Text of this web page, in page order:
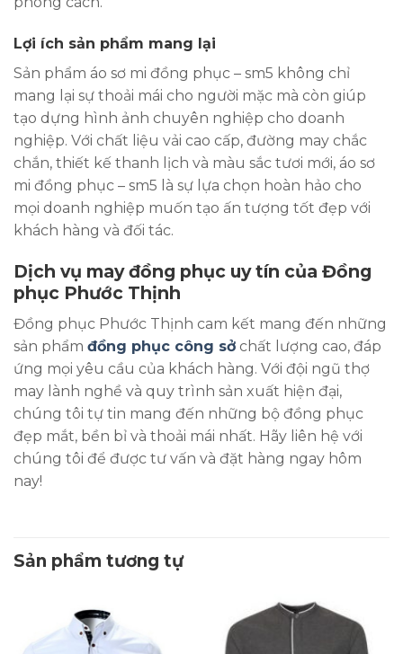
Lợi ích sản phẩm mang lại
Sản phẩm áo sơ mi đồng phục – sm5 không chỉ
mang lại sự thoải mái cho người mặc mà còn giúp
tạo dựng hình ảnh chuyên nghiệp cho doanh
nghiệp. Với chất liệu vải cao cấp, đường may chắc
chắn, thiết kế thanh lịch và màu sắc tươi mới, áo sơ
mi đồng phục – sm5 là sự lựa chọn hoàn hảo cho
mọi doanh nghiệp muốn tạo ấn tượng tốt đẹp với
khách hàng và đối tác.
Dịch vụ may đồng phục uy tín của Đồng
phục Phước Thịnh
Đồng phục Phước Thịnh cam kết mang đến những
sản phẩm đồng phục công sở chất lượng cao, đáp
ứng mọi yêu cầu của khách hàng. Với đội ngũ thợ
may lành nghề và quy trình sản xuất hiện đại,
chúng tôi tự tin mang đến những bộ đồng phục
đẹp mắt, bền bỉ và thoải mái nhất. Hãy liên hệ với
chúng tôi để được tư vấn và đặt hàng ngay hôm
nay!
Sản phẩm tương tự